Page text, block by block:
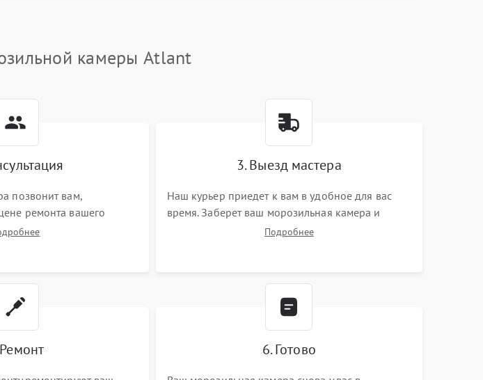
камеры Atlant
позвонит вам,
ремонта вашего
также ответит на все
3. Выезд мастера
Наш курьер приедет к вам в удобное для вас
время. Заберет ваш морозильная камера и
привезет на склад для диагностики.
Подробнее
6. Готово